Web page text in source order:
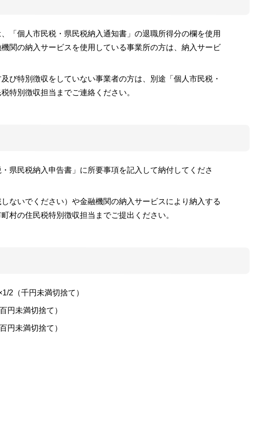
「個人市民税・県民税納入通知書」の退職所得分の欄を使用
関の納入サービスを使用している事業所の方は、納入サービ
特別徴収をしていない事業者の方は、別途「個人市民税・
特別徴収担当までご連絡ください。
県民税納入申告書」に所要事項を記入して納付してくださ
ないでください）や金融機関の納入サービスにより納入する
村の住民税特別徴収担当までご提出ください。
2（千円未満切捨て）
未満切捨て）
未満切捨て）